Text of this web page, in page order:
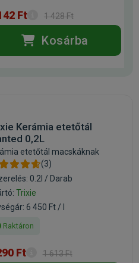
Ft 1 428 Ft
Kosárba
Kerámia etetőtál
0,2L
etetőtál macskáknak
(3)
0.2l / Darab
Trixie
6 450 Ft / l
Raktáron
Ft 1 613 Ft